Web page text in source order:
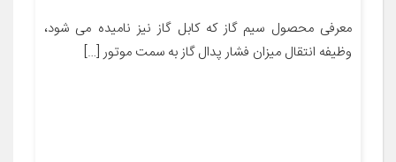
معرفی محصول سیم گاز که کابل گاز نیز نامیده می شود،
وظیفه انتقال میزان فشار پدال گاز به سمت موتور […]